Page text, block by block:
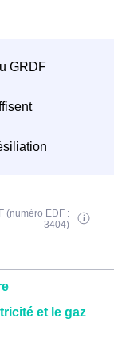
GRDF
(numéro EDF :
3404)
et le gaz